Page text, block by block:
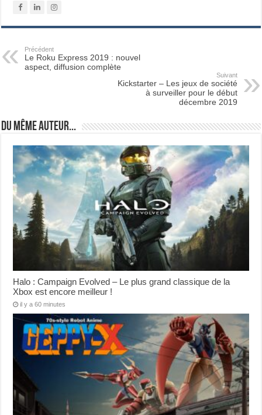
Précédent
Le Roku Express 2019 : nouvel
aspect, diffusion complète
Suivant
Kickstarter – Les jeux de société
à surveiller pour le début
décembre 2019
Du même auteur...
Halo : Campaign Evolved – Le plus grand classique de la
Xbox est encore meilleur !
il y a 60 minutes